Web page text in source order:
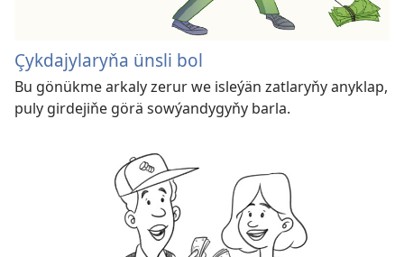
Çykdajylaryňa ünsli bol
Bu gönükme arkaly zerur we isleýän zatlaryňy anyklap,
puly girdejiňe görä sowýandygyňy barla.